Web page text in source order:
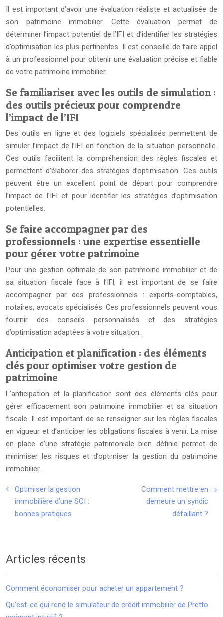
Il est important d’avoir une évaluation réaliste et actualisée de
son patrimoine immobilier. Cette évaluation permet de
déterminer l’impact potentiel de l’IFI et d’identifier les stratégies
d’optimisation les plus pertinentes. Il est conseillé de faire appel
à un professionnel pour obtenir une évaluation précise et fiable
de votre patrimoine immobilier.
Se familiariser avec les outils de simulation :
des outils précieux pour comprendre
l’impact de l’IFI
Des outils en ligne et des logiciels spécialisés permettent de
simuler l’impact de l’IFI en fonction de la situation personnelle.
Ces outils facilitent la compréhension des règles fiscales et
permettent d’élaborer des stratégies d’optimisation. Ces outils
peuvent être un excellent point de départ pour comprendre
l’impact de l’IFI et pour identifier les stratégies d’optimisation
potentielles.
Se faire accompagner par des
professionnels : une expertise essentielle
pour gérer votre patrimoine
Pour une gestion optimale de son patrimoine immobilier et de
sa situation fiscale face à l’IFI, il est important de se faire
accompagner par des professionnels : experts-comptables,
notaires, avocats spécialisés. Ces professionnels peuvent vous
fournir des conseils personnalisés et des stratégies
d’optimisation adaptées à votre situation.
Anticipation et planification : des éléments
clés pour optimiser votre gestion de
patrimoine
L’anticipation et la planification sont des éléments clés pour
gérer efficacement son patrimoine immobilier et sa situation
fiscale. Il est important de se renseigner sur les règles fiscales
en vigueur et d’anticiper les obligations fiscales à venir. La mise
en place d’une stratégie patrimoniale bien définie permet de
minimiser les risques et d’optimiser la gestion du patrimoine
immobilier.
Optimiser la gestion
immobilière d’une SCI :
bonnes pratiques
Comment mettre en
demeure un syndic
défaillant ?
Articles récents
Comment économiser pour acheter un appartement ?
Qu’est-ce qui rend le simulateur de crédit immobilier de Pretto